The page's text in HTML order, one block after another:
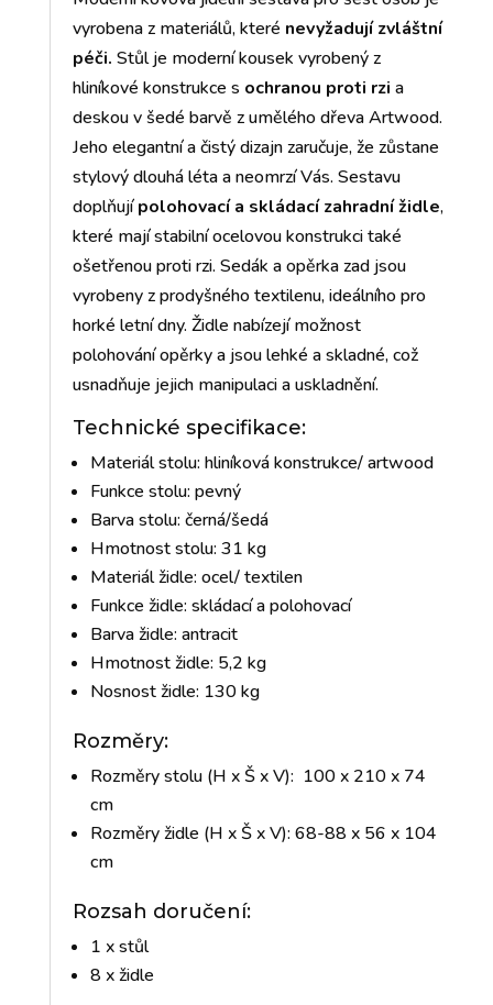
vyrobena z materiálů, které nevyžadují zvláštní
péči. Stůl je moderní kousek vyrobený z
hliníkové konstrukce s ochranou proti rzi a
deskou v šedé barvě z umělého dřeva Artwood.
Jeho elegantní a čistý dizajn zaručuje, že zůstane
stylový dlouhá léta a neomrzí Vás. Sestavu
doplňujípolohovací a skládací zahradní židle,
které mají stabilní ocelovou konstrukci také
ošetřenou proti rzi. Sedák a opěrka zad jsou
vyrobeny z prodyšného textilenu, ideálního pro
horké letní dny. Židle nabízejí možnost
polohování opěrky a jsou lehké a skladné, což
usnadňuje jejich manipulaci a uskladnění.
Technické specifikace:
Materiál stolu: hliníková konstrukce/ artwood
Funkce stolu: pevný
Barva stolu: černá/šedá
Hmotnost stolu: 31 kg
Materiál židle: ocel/ textilen
Funkce židle: skládací a polohovací
Barva židle: antracit
Hmotnost židle: 5,2 kg
Nosnost židle: 130 kg
Rozměry:
Rozměry stolu (H x Š x V): 100 x 210 x 74
cm
Rozměry židle (H x Š x V): 68-88 x 56 x 104
cm
Rozsah doručení:
1 x stůl
8 x židle